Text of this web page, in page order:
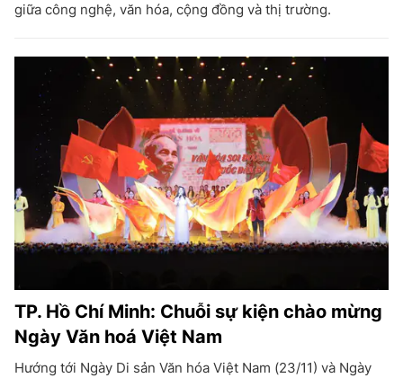
giữa công nghệ, văn hóa, cộng đồng và thị trường.
TP. Hồ Chí Minh: Chuỗi sự kiện chào mừng
Ngày Văn hoá Việt Nam
Hướng tới Ngày Di sản Văn hóa Việt Nam (23/11) và Ngày